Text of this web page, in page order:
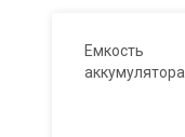
Емкость
аккумулятора